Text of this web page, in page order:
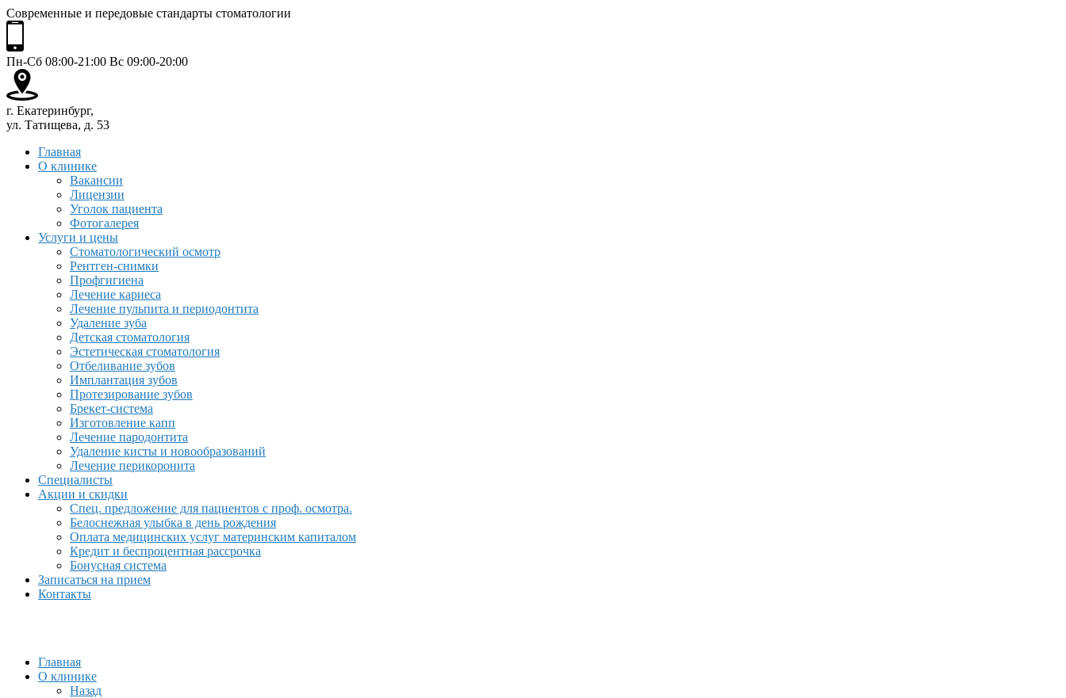
Современные и передовые стандарты стоматологии
Пн-Сб 08:00-21:00 Вс 09:00-20:00
г. Екатеринбург,
ул. Татищева, д. 53
Главная
О клинике
Вакансии
Лицензии
Уголок пациента
Фотогалерея
Услуги и цены
Стоматологический осмотр
Рентген-снимки
Профгигиена
Лечение кариеса
Лечение пульпита и периодонтита
Удаление зуба
Детская стоматология
Эстетическая стоматология
Отбеливание зубов
Имплантация зубов
Протезирование зубов
Брекет-система
Изготовление капп
Лечение пародонтита
Удаление кисты и новообразований
Лечение перикоронита
Специалисты
Акции и скидки
Спец. предложение для пациентов с проф. осмотра.
Белоснежная улыбка в день рождения
Оплата медицинских услуг материнским капиталом
Кредит и беспроцентная рассрочка
Бонусная система
Записаться на прием
Контакты
Главная
О клинике
Назад